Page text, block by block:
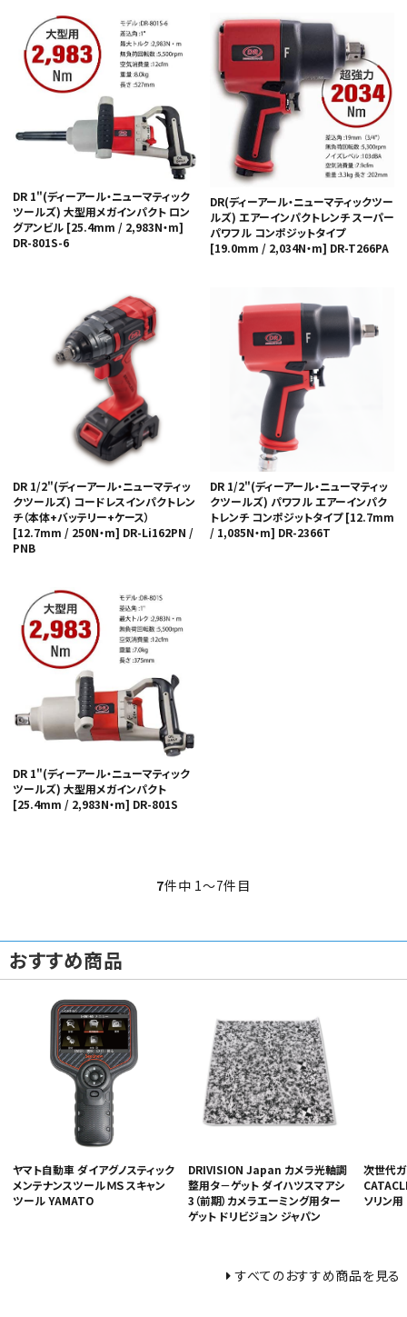
DR 1"(ディーアール・ニューマティック
ツールズ) 大型用メガインパクト ロン
グアンビル [25.4mm / 2,983N・m]
DR-801S-6
DR(ディーアール・ニューマティックツー
ルズ) エアーインパクトレンチ スーパー
パワフル コンポジットタイプ
[19.0mm / 2,034N・m] DR-T266PA
DR 1/2"(ディーアール・ニューマティッ
クツールズ) コードレスインパクトレン
チ（本体+バッテリー+ケース）
[12.7mm / 250N・m] DR-Li162PN /
PNB
DR 1/2"(ディーアール・ニューマティッ
クツールズ) パワフル エアーインパク
トレンチ コンポジットタイプ [12.7mm
/ 1,085N・m] DR-2366T
DR 1"(ディーアール・ニューマティック
ツールズ) 大型用メガインパクト
[25.4mm / 2,983N・m] DR-801S
7件中 1〜7件目
おすすめ商品
ヤマト自動車 ダイアグノスティック
メンテナンスツール ＭＳ スキャン
ツール YAMATO
DRIVISION Japan カメラ光軸調
整用タ－ゲット ダイハツスマアシ
3（前期）カメラエーミング用ター
ゲット ドリビジョン ジャパン
次世代
ソリン用
すべてのおすすめ商品を見る